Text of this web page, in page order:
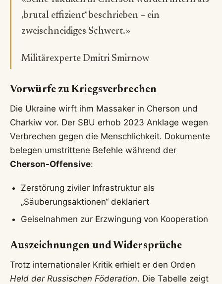
‚brutal effizient‘ beschrieben – ein
zweischneidiges Schwert.»
Militärexperte Dmitri Smirnow
Vorwürfe zu Kriegsverbrechen
Die Ukraine wirft ihm Massaker in Cherson und
Charkiw vor. Der SBU erhob 2023 Anklage wegen
Verbrechen gegen die Menschlichkeit. Dokumente
belegen umstrittene Befehle während der
Cherson-Offensive:
Zerstörung ziviler Infrastruktur als
„Säuberungsaktionen“ deklariert
Geiselnahmen zur Erzwingung von Kooperation
Auszeichnungen und Widersprüche
Trotz internationaler Kritik erhielt er den Orden
Held der Russischen Föderation. Die Tabelle zeigt